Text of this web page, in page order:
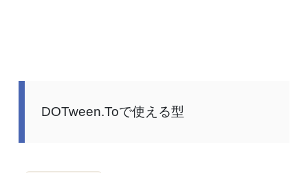
DOTween.Toで使える型